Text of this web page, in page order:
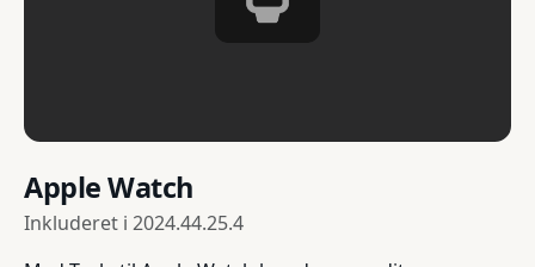
Apple Watch
Inkluderet i 2024.44.25.4